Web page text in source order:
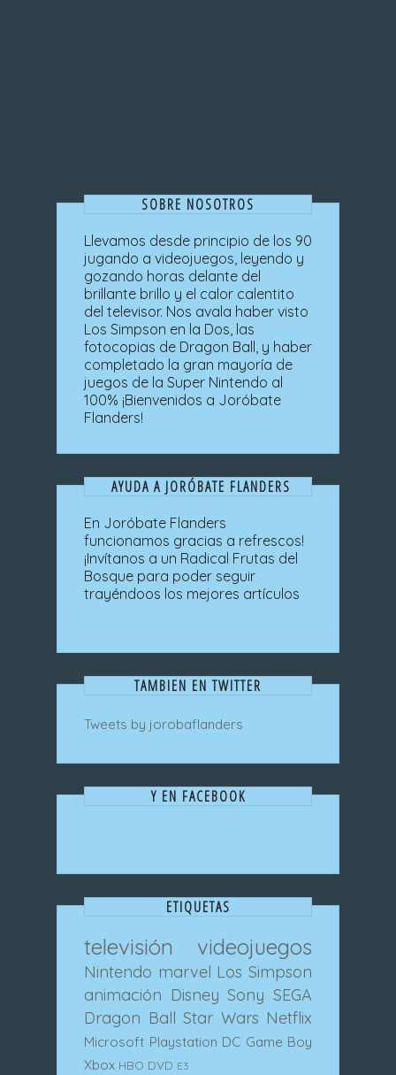
SOBRE NOSOTROS
Llevamos desde principio de los 90
jugando a videojuegos, leyendo y
gozando horas delante del
brillante brillo y el calor calentito
del televisor. Nos avala haber visto
Los Simpson en la Dos, las
fotocopias de Dragon Ball, y haber
completado la gran mayoría de
juegos de la Super Nintendo al
100% ¡Bienvenidos a Joróbate
Flanders!
AYUDA A JORÓBATE FLANDERS
En Joróbate Flanders
funcionamos gracias a refrescos!
¡Invítanos a un Radical Frutas del
Bosque para poder seguir
trayéndoos los mejores artículos
TAMBIEN EN TWITTER
Tweets by jorobaflanders
Y EN FACEBOOK
ETIQUETAS
televisión videojuegos
Nintendo marvel Los Simpson
animación Disney Sony SEGA
Dragon Ball Star Wars Netflix
Microsoft Playstation DC Game Boy
Xbox HBO DVD E3